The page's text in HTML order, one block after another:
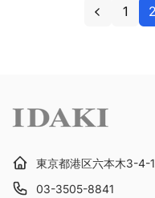
1 2
東京都港区六本木3-4-
03-3505-8841